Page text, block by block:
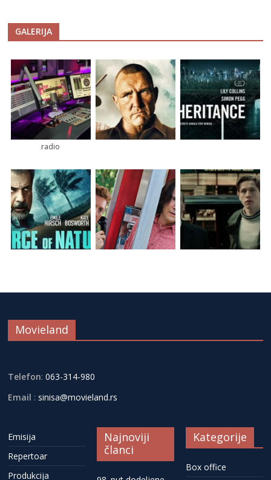
GALERIJA
radio
Movieland
Telefon: 063-314-980
Email : sinisa@movieland.rs
Emisija
Repertoar
Produkcija
Najnoviji
članci
Kategorije
Box office